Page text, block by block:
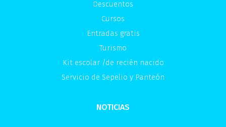
Descuentos
Cursos
Entradas gratis
Turismo
Kit escolar /de recién nacido
Servicio de Sepelio y Panteón
NOTICIAS